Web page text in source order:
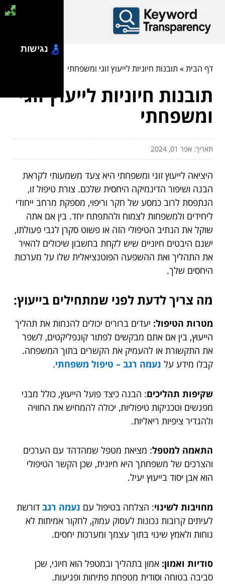
דף הבית» תובנות חיוניות לייעוץ זוגי ומשפחתי
תובנות חיוניות לייעוץ זוגי
ומשפחתי
תאריך: אפר 01, 2024
היציאה לייעוץ זוגי ומשפחתי היא צעד משמעותי לקראת
הבנה ושיפור הדינמיקה היחסית שלכם. צורת טיפול זו,
הנתפסת לרוב כמסע של חקר וריפוי, מספקת מרחב ייחודי
ליחידים ולמשפחות לצמוח ולהתפתח יחד. בין אם אתה
שוקל את הנתיב הטיפולי הזה או פשוט סקרן לגבי פעולתו,
ישנם היבטים חיוניים שיש לקחת בחשבון שיכולים להאיר
את התהליך ואת ההשפעה הפוטנציאלית שלו על מערכות
היחסים שלך.
מה צריך לדעת לפני שמתחילים בייעוץ:
מטרות הטיפול: יעדים ברורים יכולים להנחות את תהליך
הייעוץ, בין אם אתם מבקשים לפתור קונפליקטים, לשפר
את התקשורת או להעמיק את הקשרים בתוך המשפחה.
קבלו מידע על נעמה רגב – טיפול משפחתי.
שקיפות תהליכים: הבנה כיצד פועל הייעוץ, כולל מבני
מפגשים וטכניקות טיפוליות, יכולה להמחיש את החוויה
ולהגדיר ציפיות ריאליות.
התאמה למטפל: מציאת מטפל שמהדהד עם הערכים
והצרכים של משפחתך היא חיונית, שכן הקשר הטיפולי
הוא אבן יסוד בייעוץ יעיל.
מחויבות לשינוי: הצלחה בטיפול עם נעמה רגב דורשת
לעיתים קרובות נכונות לעסוק עמוק, לחקור אמיתות לא
נוחות ולאמץ שינוי בתוך עצמך ומערכות יחסים.
סודיות ואמון: אמון בתהליך ובמטפל הוא חיוני, שכן
סביבה בטוחה וסודית מטפחת פתיחות ופגיעות.
נגישות